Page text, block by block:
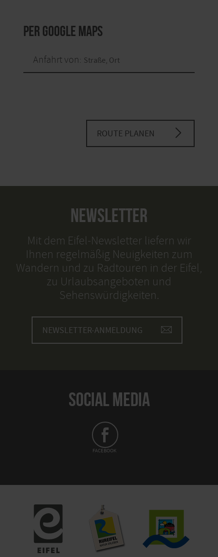
per Google Maps
Anfahrt von:
ROUTE PLANEN
NEWSLETTER
Mit dem Eifel-Newsletter liefern wir
Ihnen regelmäßig Neuigkeiten zum
Wandern und zu Radtouren in der Eifel,
zu Urlaubsangeboten und
Sehenswürdigkeiten.
NEWSLETTER-ANMELDUNG
SOCIAL MEDIA
FACEBOOK